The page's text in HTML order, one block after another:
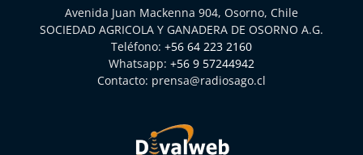
Avenida Juan Mackenna 904, Osorno, Chile
SOCIEDAD AGRICOLA Y GANADERA DE OSORNO A.G.
Teléfono: +56 64 223 2160
Whatsapp: +56 9 57244942
Contacto: prensa@radiosago.cl